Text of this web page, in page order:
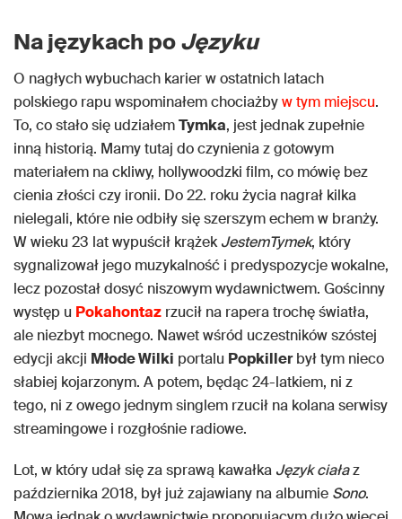
Na językach poJęzyku
O nagłych wybuchach karier w ostatnich latach
polskiego rapu wspominałem chociażbyw tym miejscu.
To, co stało się udziałemTymka, jest jednak zupełnie
inną historią. Mamy tutaj do czynienia z gotowym
materiałem na ckliwy, hollywoodzki film, co mówię bez
cienia złości czy ironii. Do 22. roku życia nagrał kilka
nielegali, które nie odbiły się szerszym echem w branży.
W wieku 23 lat wypuścił krążekJestemTymek, który
sygnalizował jego muzykalność i predyspozycje wokalne,
lecz pozostał dosyć niszowym wydawnictwem. Gościnny
występ u Pokahontaz rzucił na rapera trochę światła,
ale niezbyt mocnego. Nawet wśród uczestników szóstej
edycji akcji Młode Wilki portalu Popkillerbył tym nieco
słabiej kojarzonym. A potem, będąc 24-latkiem, ni z
tego, ni z owego jednym singlem rzucił na kolana serwisy
streamingowe i rozgłośnie radiowe.
Lot, w który udał się za sprawą kawałka Język ciałaz
października 2018, był już zajawiany na albumie Sono.